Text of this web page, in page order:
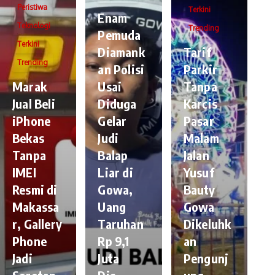
Peristiwa
Teknologi
Terkini
Trending
​Marak
Jual Beli
iPhone
Bekas
Tanpa
IMEI
Resmi di
Makassa
r, Gallery
Phone
Jadi
Enam
Pemuda
Diamank
an Polisi
Usai
Diduga
Gelar
Judi
Balap
Liar di
Gowa,
Uang
Taruhan
Rp 9,1
Juta
Terkini
Trending
Tarif
Parkir
Tanpa
Karcis
Pasar
Malam
Jalan
Yusuf
Bauty
Gowa
Dikeluhk
an
Pengunj